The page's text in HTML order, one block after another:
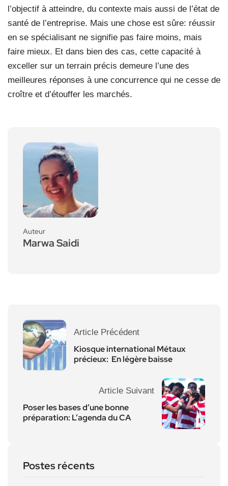
l’objectif à atteindre, du contexte mais aussi de l’état de
santé de l’entreprise. Mais une chose est sûre: réussir
en se spécialisant ne signifie pas faire moins, mais
faire mieux. Et dans bien des cas, cette capacité à
exceller sur un terrain précis demeure l’une des
meilleures réponses à une concurrence qui ne cesse de
croître et d’étouffer les marchés.
Auteur
Marwa Saidi
Article Précédent
Kiosque international Métaux
précieux: En légère baisse
Article Suivant
Poser les bases d’une bonne
préparation: L’agenda du CA
Postes récents